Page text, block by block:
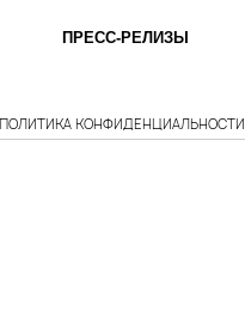
ПРЕСС-РЕЛИЗЫ
ПОЛИТИКА КОНФИДЕНЦИАЛЬНОСТИ